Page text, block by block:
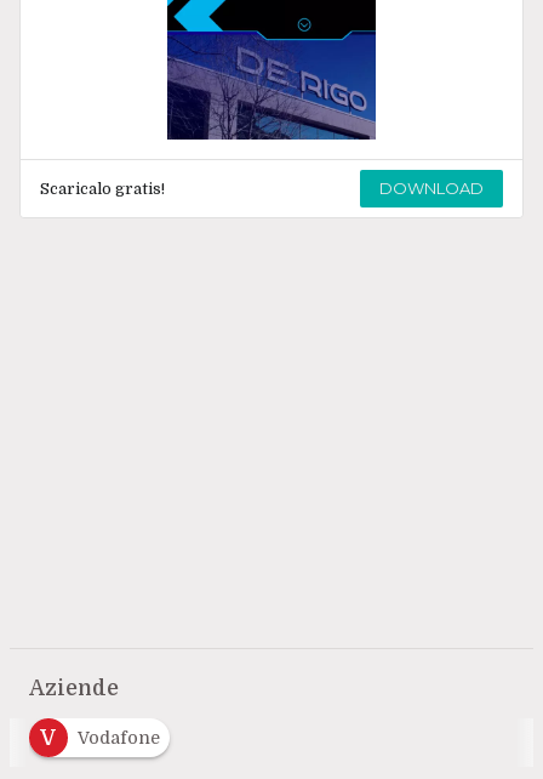
Scaricalo gratis! DOWNLOAD
Aziende
V Vodafone